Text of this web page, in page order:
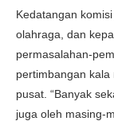
Kedatangan
olahraga, dan
permasalahan-
pertimbangan
pusat. “Banyak
juga oleh masing-